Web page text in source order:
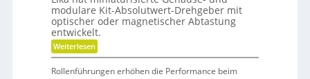
e
n
s
c
h
a
f
t
n
e
r
e
B
e
t
r
modulare Kit-Absolutwert-Drehgeber mit
optischer oder magnetischer Abtastung
entwickelt.
Weiterlesen:
B
t
Rollenführungen erhöhen die Performance beim